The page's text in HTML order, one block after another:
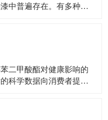
中普遍存在。有多种邻
邻苯二甲酸酯可塑剂，
理化学特性，因此被大
甲酸酯对健康影响的
科学数据向消费者提供
有关邻苯二甲酸酯及人